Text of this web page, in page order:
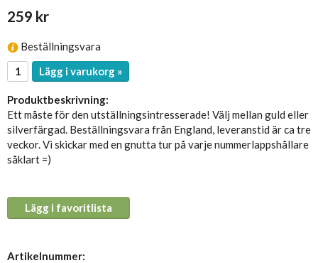
259 kr
Beställningsvara
Lägg i varukorg »
Produktbeskrivning:
Ett måste för den utställningsintresserade! Välj mellan guld eller
silverfärgad. Beställningsvara från England, leveranstid är ca tre
veckor. Vi skickar med en gnutta tur på varje nummerlappshållare
såklart =)
Lägg i favoritlista
Artikelnummer: